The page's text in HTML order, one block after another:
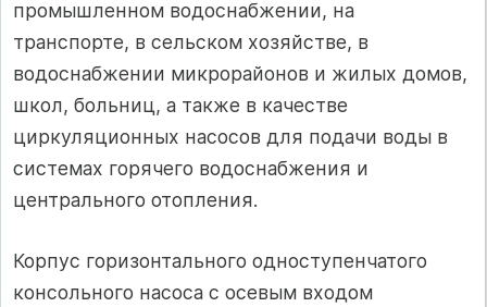
промышленном водоснабжении, на
транспорте, в сельском хозяйстве, в
водоснабжении микрорайонов и жилых домов,
школ, больниц, а также в качестве
циркуляционных насосов для подачи воды в
системах горячего водоснабжения и
центрального отопления.
Корпус горизонтального одноступенчатого
консольного насоса с осевым входом